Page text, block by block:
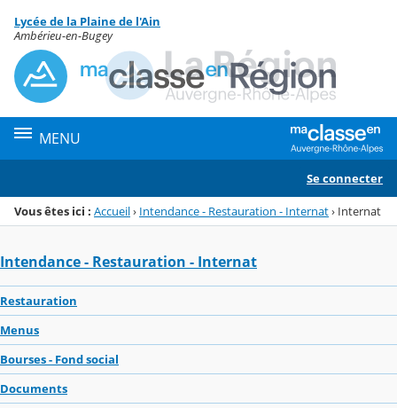
Menu de la rubrique
Contenu
Lycée de la Plaine de l'Ain
Ambérieu-en-Bugey
MENU
Se connecter
Vous êtes ici : Accueil› Intendance - Restauration - Internat› Internat
Intendance - Restauration - Internat
Restauration
Menus
Bourses - Fond social
Documents